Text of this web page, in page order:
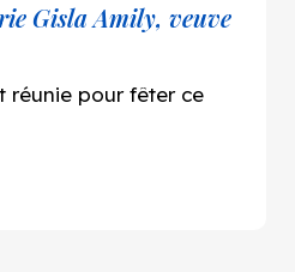
Gisla Amily, veuve
réunie pour fêter ce